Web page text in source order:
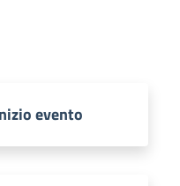
evento